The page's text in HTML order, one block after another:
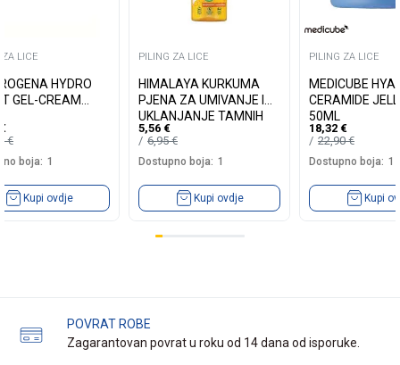
LICE
HYDRO
GEL-CREAM
€
€
boja: 1
Kupi ovdje
PILING ZA LICE
HIMALAYA KURKUMA
PJENA ZA UMIVANJE I
UKLANJANJE TAMNIH
MRLJA 150ML
5,56 €
6,95€
Dostupno boja: 1
Kupi ovdje
PILING ZA LICE
MEDICUBE
CERAMIDE
50ML
18,32 €
22,90€
Dostupno boja: 1
Kupi
POVRAT ROBE
Zagarantovan povrat u roku od 14 dana od isporuke.